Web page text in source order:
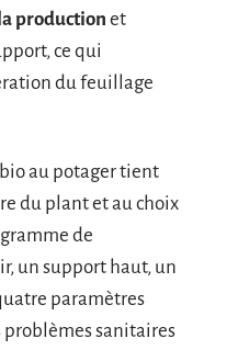
production et
ce qui
du feuillage
au potager tient
du plant et au choix
de
un support haut, un
paramètres
sanitaires